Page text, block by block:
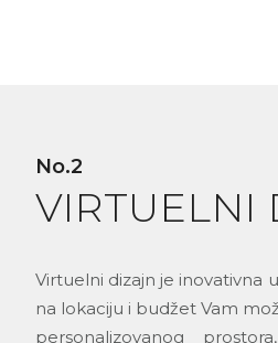
No.2
VIRTUELNI
Virtuelni dizajn je inovativna
na lokaciju i budžet Vam
personalizovanog